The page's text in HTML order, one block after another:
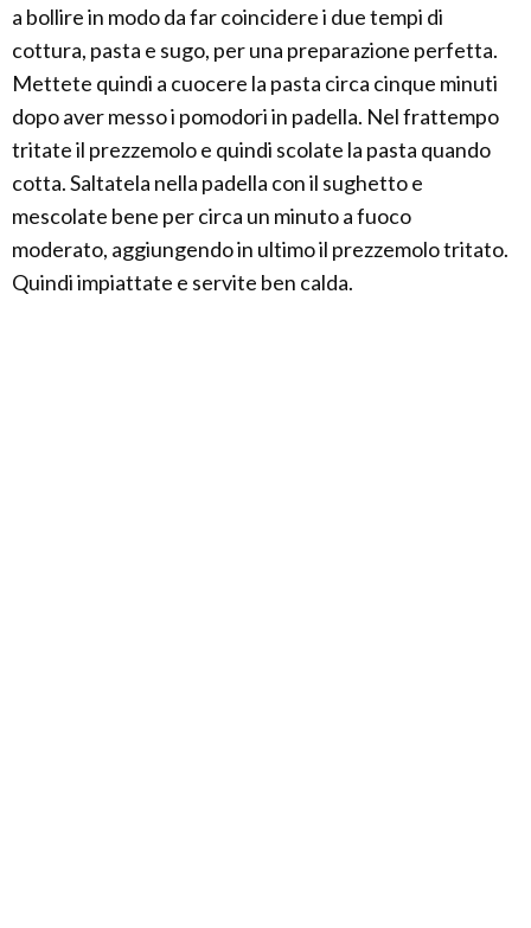
a bollire in modo da far coincidere i due tempi di
cottura, pasta e sugo, per una preparazione perfetta.
Mettete quindi a cuocere la pasta circa cinque minuti
dopo aver messo i pomodori in padella. Nel frattempo
tritate il prezzemolo e quindi scolate la pasta quando
cotta. Saltatela nella padella con il sughetto e
mescolate bene per circa un minuto a fuoco
moderato, aggiungendo in ultimo il prezzemolo tritato.
Quindi impiattate e servite ben calda.